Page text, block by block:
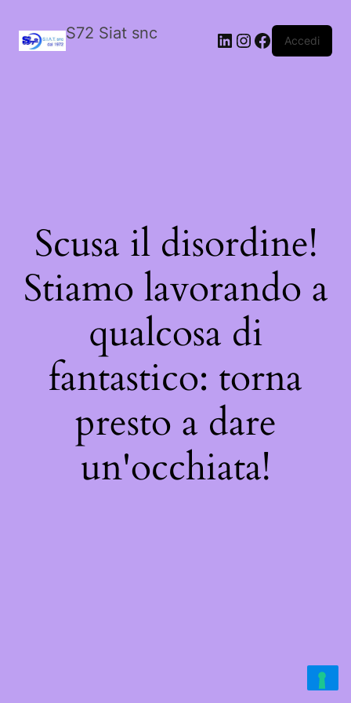
S72 Siat snc LinkedIn
Instagram
Facebook
Accedi
Scusa il disordine!
Stiamo lavorando a
qualcosa di
fantastico: torna
presto a dare
un'occhiata!